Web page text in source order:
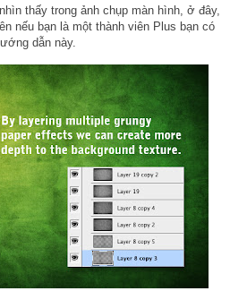
thấy trong ảnh chụp màn hình, ở đây,
nếu bạn là một thành viên Plus bạn có
dẫn này.